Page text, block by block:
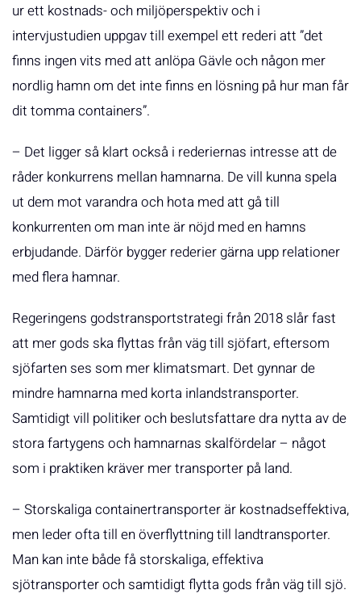
ur ett kostnads- och miljöperspektiv och i
intervjustudien uppgav till exempel ett rederi att ”det
finns ingen vits med att anlöpa Gävle och någon mer
nordlig hamn om det inte finns en lösning på hur man får
dit tomma containers”.
– Det ligger så klart också i rederiernas intresse att de
råder konkurrens mellan hamnarna. De vill kunna spela
ut dem mot varandra och hota med att gå till
konkurrenten om man inte är nöjd med en hamns
erbjudande. Därför bygger rederier gärna upp relationer
med flera hamnar.
Regeringens godstransportstrategi från 2018 slår fast
att mer gods ska flyttas från väg till sjöfart, eftersom
sjöfarten ses som mer klimatsmart. Det gynnar de
mindre hamnarna med korta inlandstransporter.
Samtidigt vill politiker och beslutsfattare dra nytta av de
stora fartygens och hamnarnas skalfördelar – något
som i praktiken kräver mer transporter på land.
– Storskaliga containertransporter är kostnadseffektiva,
men leder ofta till en överflyttning till landtransporter.
Man kan inte både få storskaliga, effektiva
sjötransporter och samtidigt flytta gods från väg till sjö.